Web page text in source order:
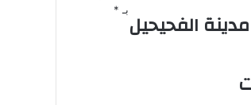
الفحيحيلبـ *